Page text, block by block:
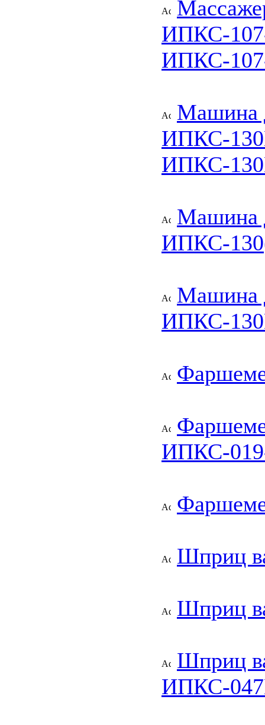
ИПКС-
ИПКС-
Машина
ИПКС-
ИПКС-
Машина
ИПКС-
Машина
ИПКС-
ИПКС-
Шприц
Шприц
Шприц
ИПКС-